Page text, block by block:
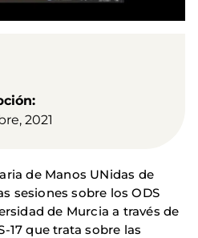
2021
de Manos UNidas de
sesiones sobre los ODS
de Murcia a través de
17 que trata sobre las